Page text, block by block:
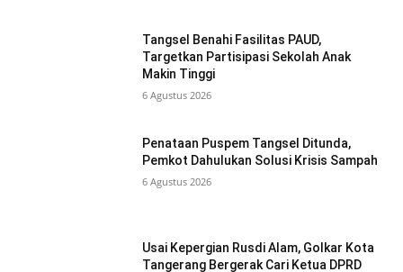
Tangsel Benahi Fasilitas PAUD,
Targetkan Partisipasi Sekolah Anak
Makin Tinggi
6 Agustus 2026
Penataan Puspem Tangsel Ditunda,
Pemkot Dahulukan Solusi Krisis Sampah
6 Agustus 2026
Usai Kepergian Rusdi Alam, Golkar Kota
Tangerang Bergerak Cari Ketua DPRD